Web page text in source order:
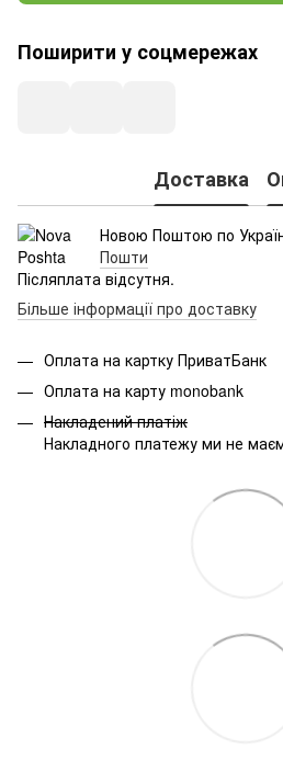
Поширити у соцмережах
Доставка
Новою Поштою по
Пошти
Післяплата відсутня.
Більше інформації про доставку
Оплата на картку ПриватБанк
Оплата на карту monobank
Накладений платіж
Накладного платежу ми не